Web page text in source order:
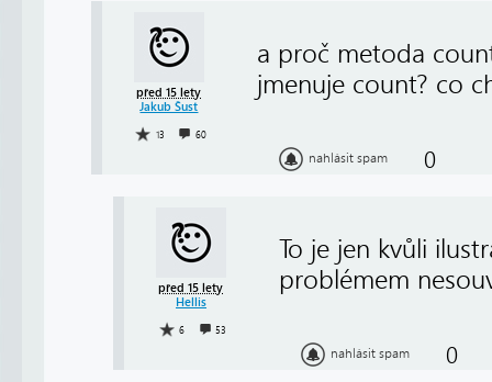
před 15 lety
Jakub Šust
13 60
a proč metoda
jmenuje count? co
nahlásit spam 0
před 15 lety
Hellis
6 53
To je jen kvůli
problémem
nahlásit spam 0